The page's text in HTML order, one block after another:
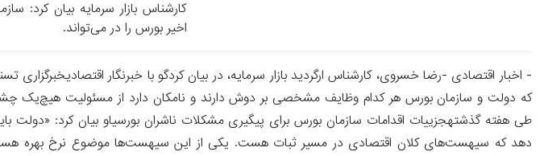
کارشناس بازار سرمایه بیان کرد:
اخیر بورس را در می‌تواند.
- اخبار اقتصادی -رضا خسروی، کارشناس ارگردید بازار سرمایه، در بیان کردگو با خبرنگار
طی هفته گذشتهجزییات اقدامات سازمان بورس برای پیگیری مشکلات ناشران بورسیاو بیان کرد: «دولت
دهد که سیهست‌های کلان اقتصادی در مسیر ثبات هست. یکی از این سیهست‌ها موضوع نرخ بهره